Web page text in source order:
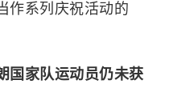
作系列庆祝活动的
国家队运动员仍未获